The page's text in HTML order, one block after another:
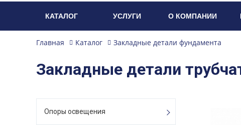
КАТАЛОГ УСЛУГИ О КОМПАНИИ
Главная Каталог Закладные детали фундамента
Закладные детали
Опоры освещения